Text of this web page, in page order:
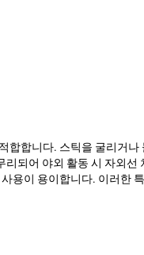
합합니다. 스틱을 굴리거나
되어 야외 활동 시 자외선
용이 용이합니다. 이러한